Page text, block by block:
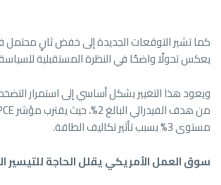
يعكس تحولًا واضحًا في النظرة المستقبلية للسياسة
ويعود هذا التغيير بشكل أساسي إلى استمرار
مستوى 3% بسبب تأثير تكاليف الطاقة.
سوق العمل الأمريكي يقلل الحاجة للتيسير